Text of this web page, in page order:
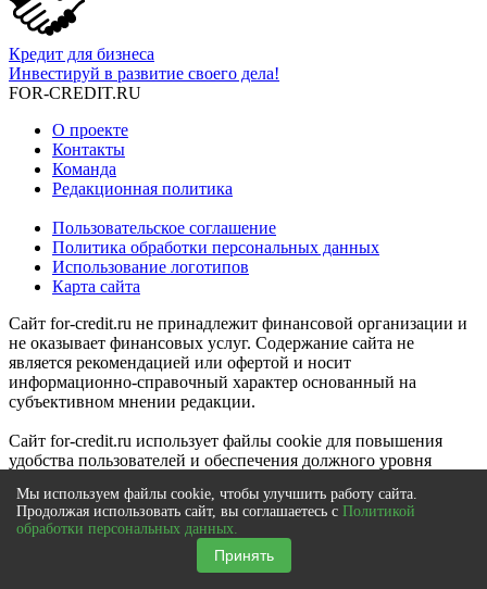
Кредит для бизнеса
Инвестируй в развитие своего дела!
FOR-CREDIT.RU
О проекте
Контакты
Команда
Редакционная политика
Пользовательское соглашение
Политика обработки персональных данных
Использование логотипов
Карта сайта
Сайт for-credit.ru не принадлежит финансовой организации и
не оказывает финансовых услуг. Содержание сайта не
является рекомендацией или офертой и носит
информационно-справочный характер основанный на
субъективном мнении редакции.
Сайт for-credit.ru использует файлы cookie для повышения
удобства пользователей и обеспечения должного уровня
небольшие файлы, содержащие информацию о настройках и
предыдущих посещениях веб-сайта. Если вы не хотите
использовать файлы cookie, то можете изменить настройки
браузера. Условия использованиясмотрите здесь
Мы используем файлы cookie, чтобы улучшить работу сайта.
Продолжая использовать сайт, вы соглашаетесь с Политикой
обработки персональных данных.
Принять